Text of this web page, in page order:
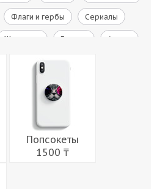
Флаги и гербы Сериалы
Живопись Города Армия
Попсокеты
1500 ₸